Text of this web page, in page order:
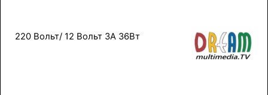
220 Вольт/ 12 Вольт 3А 36Вт